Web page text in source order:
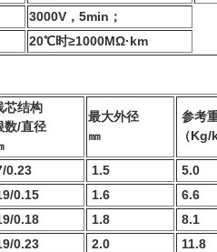
3000V，5min；
20℃时≥1000MΩ·km
芯结构
数/直径
最大外径
㎜
参考
（Kg/
0.23 1.5 5.0
0.15 1.6 6.6
0.18 1.8 8.1
0.23 2.0 11.8